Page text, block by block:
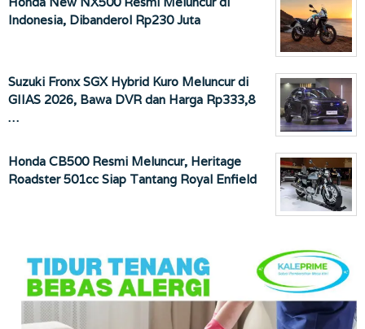
Indonesia, Dibanderol Rp230 Juta
Suzuki Fronx SGX Hybrid Kuro Meluncur di
GIIAS 2026, Bawa DVR dan Harga Rp333,8
…
Honda CB500 Resmi Meluncur, Heritage
Roadster 501cc Siap Tantang Royal Enfield